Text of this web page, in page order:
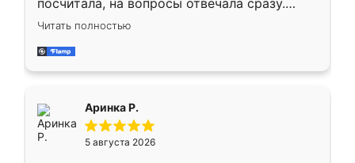
посчитала, на вопросы отвечала сразу.
Замерщик приехал в субботу, подошёл к
делу со всей ответственностью. Собрали
за день, ребята работали аккуратно, даже
Читать полностью
Аринка Р.
5 августа 2026